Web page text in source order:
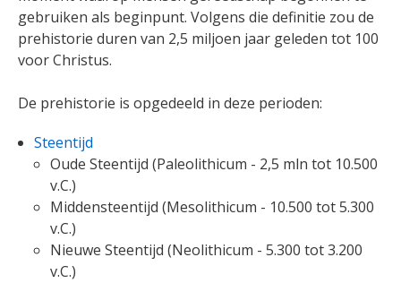
gebruiken als beginpunt. Volgens die definitie zou de
prehistorie duren van 2,5 miljoen jaar geleden tot 100
voor Christus.
De prehistorie is opgedeeld in deze perioden:
Steentijd
Oude Steentijd (Paleolithicum - 2,5 mln tot 10.500
v.C.)
Middensteentijd (Mesolithicum - 10.500 tot 5.300
v.C.)
Nieuwe Steentijd (Neolithicum - 5.300 tot 3.200
v.C.)